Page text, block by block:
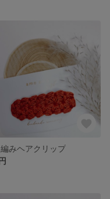
編みヘアクリップ